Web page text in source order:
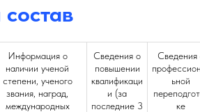
Информация о
наличии ученой
степени, ученого
звания, наград,
международных
Сведения о
повышении
квалификаци
и (за
последние 3
Сведения
ьной
ке